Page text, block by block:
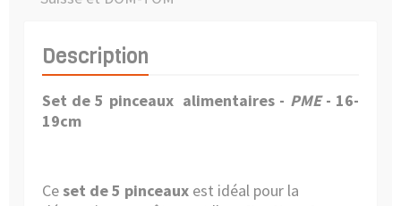
Description
Set de 5 pinceaux alimentaires - PME- 16-
19cm
Ceset de 5 pinceaux est idéal pour la